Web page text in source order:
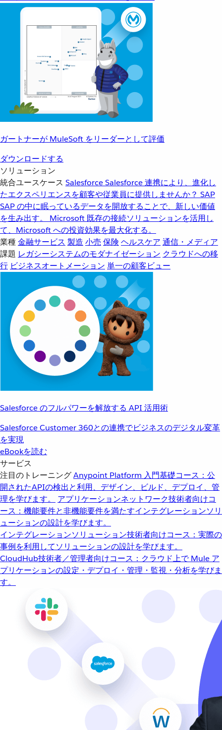
ガートナーが MuleSoft をリーダーとして評価
ダウンロードする
ソリューション
統合ユースケース SalesforceSalesforce 連携により、進化し
たエクスペリエンスを顧客や従業員に提供しませんか？ SAP
SAP の中に眠っているデータを開放することで、新しい価値
を生み出す。
Microsoft 既存の接続ソリューションを活用し
て、Microsoft への投資効果を最大化する。
業種金融サービス 製造 小売 保険 ヘルスケア 通信・メディア
課題 レガシーシステムのモダナイゼーション クラウドへの移
行 ビジネスオートメーション 単一の顧客ビュー
Salesforce のフルパワーを解放する API 活用術
Salesforce Customer 360との連携でビジネスのデジタル変革
を実現
eBookを読む
サービス
注目のトレーニングAnypoint Platform 入門基礎コース：公
開されたAPIの検出と利用、デザイン、ビルド、デプロイ、管
理を学びます。
アプリケーションネットワーク技術者向けコ
ース：機能要件と非機能要件を満たすインテグレーションソリ
ューションの設計を学びます。
インテグレーションソリューション技術者向けコース：実際の
事例を利用してソリューションの設計を学びます。
CloudHub技術者／管理者向けコース：クラウド上で Mule ア
プリケーションの設定・デプロイ・管理・監視・分析を学びま
す。